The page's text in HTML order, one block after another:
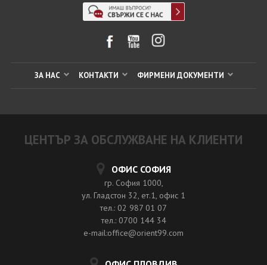
ЗА НАС КОНТАКТИ ФИРМЕНИ ДОКУМЕНТИ
ЦЕНТЪР ЗА ОБСЛУЖВАНЕ НА КЛИЕНТИ
ОФИС СОФИЯ
гр. София 1000,
ул. Гладстон 32, ет.1, офис 1
тел.: 02 987 01 07
тел.: 0700 144 34
e-mail:office@orient99.com